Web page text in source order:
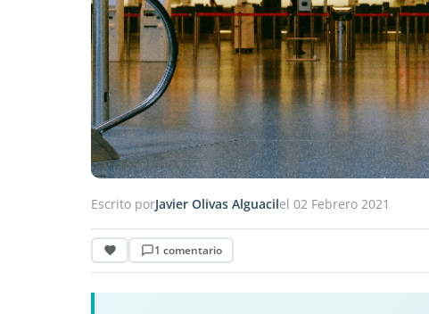
Escrito porJavier Olivas Alguacilel 02 Febrero 2021
1 comentario